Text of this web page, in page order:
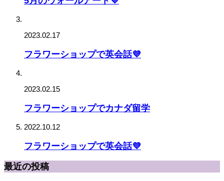
2023.02.17
フラワーショップで英会話💜
2023.02.15
フラワーショップでカナダ留学
2022.10.12
フラワーショップで英会話💜
最近の投稿